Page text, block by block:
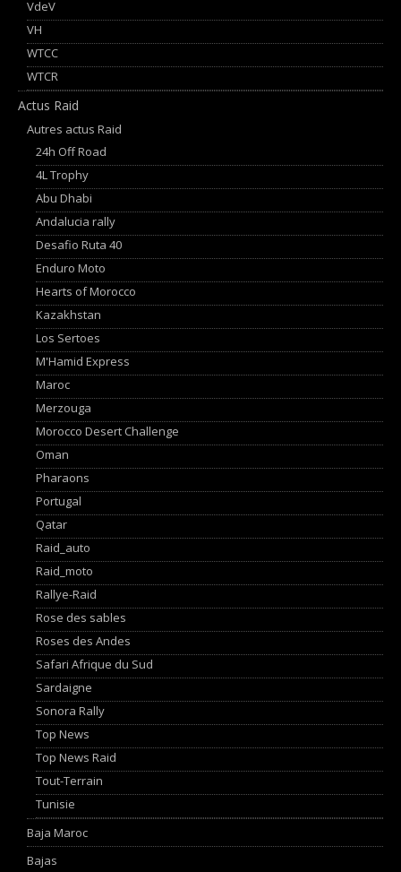
VdeV
VH
WTCC
WTCR
Actus Raid
Autres actus Raid
24h Off Road
4L Trophy
Abu Dhabi
Andalucia rally
Desafio Ruta 40
Enduro Moto
Hearts of Morocco
Kazakhstan
Los Sertoes
M'Hamid Express
Maroc
Merzouga
Morocco Desert Challenge
Oman
Pharaons
Portugal
Qatar
Raid_auto
Raid_moto
Rallye-Raid
Rose des sables
Roses des Andes
Safari Afrique du Sud
Sardaigne
Sonora Rally
Top News
Top News Raid
Tout-Terrain
Tunisie
Baja Maroc
Bajas